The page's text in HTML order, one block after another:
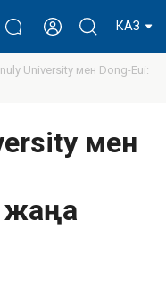
КАЗ
University мен Dong-Eui:
мен
жаңа